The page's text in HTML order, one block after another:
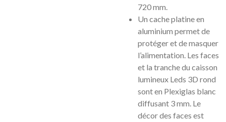
720 mm.
Un cache platine en
aluminium permet de
protéger et de masquer
l’alimentation. Les faces
et la tranche du caisson
lumineux Leds 3D rond
sont en Plexiglas blanc
diffusant 3 mm. Le
décor des faces est